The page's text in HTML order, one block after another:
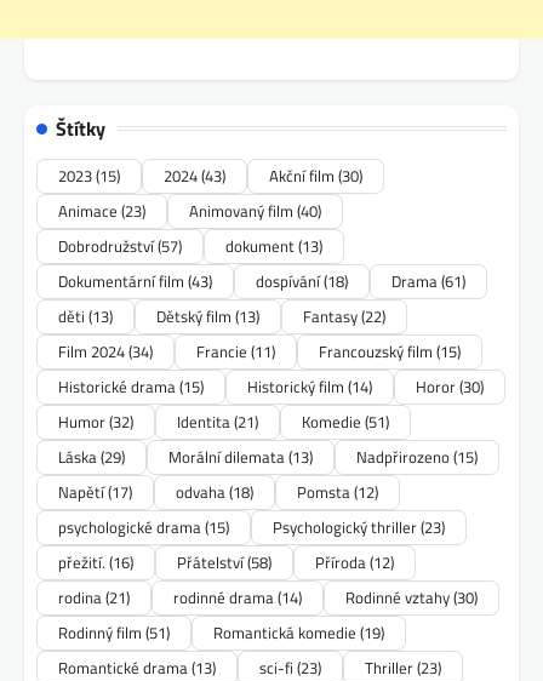
Štítky
2023(15) 2024(43) Akční film (30)
Animace (23) Animovaný film (40)
Dobrodružství(57) dokument(13)
Dokumentární film (43) dospívání(18) Drama(61)
děti (13) Dětský film (13) Fantasy(22)
Film 2024(34) Francie (11) Francouzský film (15)
Historické drama(15) Historický film (14) Horor(30)
Humor(32) Identita(21) Komedie (51)
Láska(29) Morální dilemata(13) Nadpřirozeno(15)
Napětí(17) odvaha(18) Pomsta(12)
psychologické drama(15) Psychologický thriller(23)
přežití. (16) Přátelství(58) Příroda(12)
rodina(21) rodinné drama(14) Rodinné vztahy(30)
Rodinný film (51) Romantická komedie (19)
Romantické drama(13) sci-fi (23) Thriller(23)